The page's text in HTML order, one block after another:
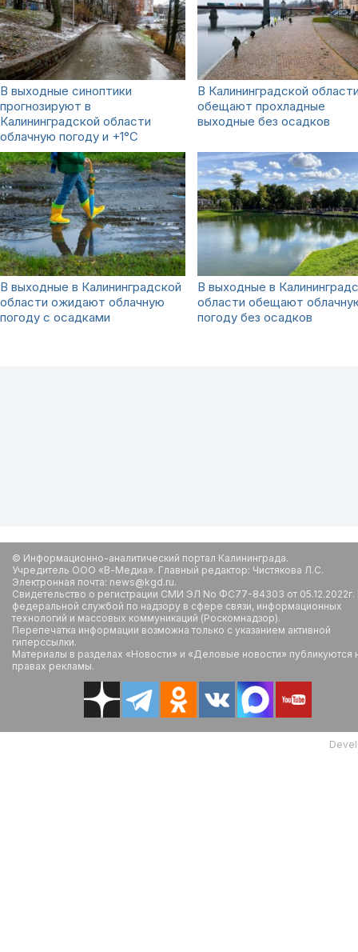
В выходные синоптики
прогнозируют в
Калининградской области
облачную погоду и +1°С
В Калининградской
обещают прохладные
выходные без осадков
В выходные в Калининградской
области ожидают облачную
погоду с осадками
В выходные в
области обещают
погоду без осадков
© Информационно-аналитический портал Калининграда.
Учредитель ООО «В-Медиа». Главный редактор: Чистякова Л.С.
Электронная почта: news@kgd.ru.
Свидетельство о регистрации СМИ ЭЛ No ФС77-84303 от
федеральной службой по надзору в сфере связи, информационных
технологий и массовых коммуникаций (Роскомнадзор).
Перепечатка информации возможна только с указанием активной
гиперссылки.
Материалы в разделах «Новости» и «Деловые новости» публикуются
правах рекламы.